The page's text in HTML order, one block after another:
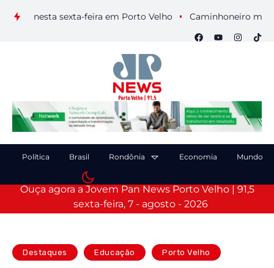
nesta sexta-feira em Porto Velho Caminhoneiro morre
Política Brasil Rondônia Economia Mundo
Ouça agora a Jovem Pan News Porto Velho | 91,5
sexta-feira, 7 - agosto - 2026
Destaques Educação Porto Velho